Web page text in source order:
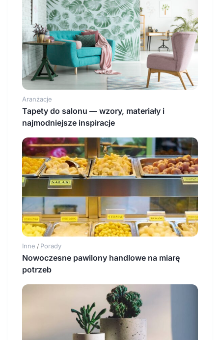
Aranżacje
Tapety do salonu — wzory, materiały i
najmodniejsze inspiracje
Inne / Porady
Nowoczesne pawilony handlowe na miarę
potrzeb